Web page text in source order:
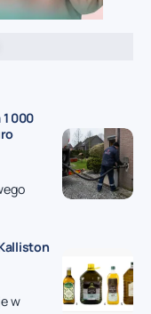
000
w